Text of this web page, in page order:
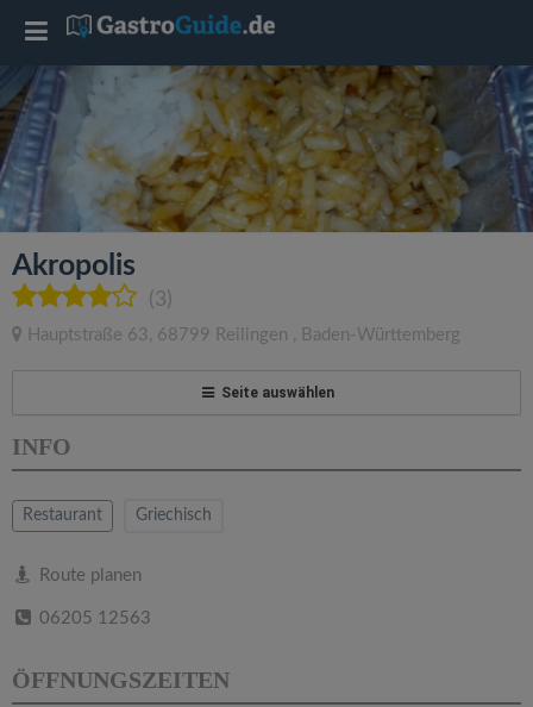
Akropolis
(3)
Hauptstraße 63, 68799 Reilingen , Baden-Württemberg
Seite auswählen
INFO
Restaurant Griechisch
Route planen
06205 12563
ÖFFNUNGSZEITEN
T
l
e
a
v